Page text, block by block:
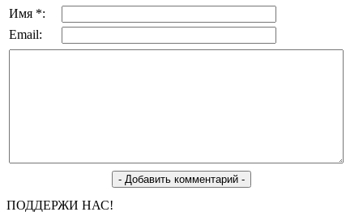
Имя *:
Email:
ПОДДЕРЖИ НАС!